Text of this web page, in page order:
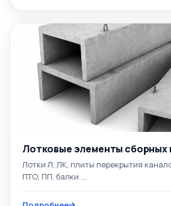
Лотковые элементы сборных
Лотки Л, ЛК, плиты перекрытия
ПТО, ПП, балки ...